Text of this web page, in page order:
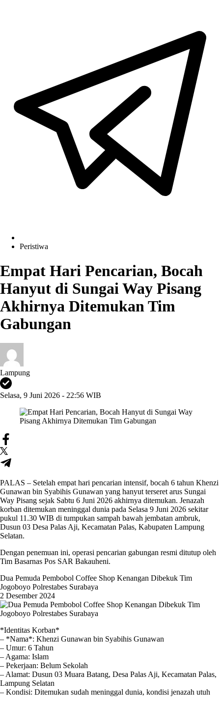
Peristiwa
Empat Hari Pencarian, Bocah
Hanyut di Sungai Way Pisang
Akhirnya Ditemukan Tim
Gabungan
Lampung
Selasa, 9 Juni 2026 - 22:56 WIB
PALAS – Setelah empat hari pencarian intensif, bocah 6 tahun Khenzi
Gunawan bin Syabihis Gunawan yang hanyut terseret arus Sungai
Way Pisang sejak Sabtu 6 Juni 2026 akhirnya ditemukan. Jenazah
korban ditemukan meninggal dunia pada Selasa 9 Juni 2026 sekitar
pukul 11.30 WIB di tumpukan sampah bawah jembatan ambruk,
Dusun 03 Desa Palas Aji, Kecamatan Palas, Kabupaten Lampung
Selatan.
Dengan penemuan ini, operasi pencarian gabungan resmi ditutup oleh
Tim Basarnas Pos SAR Bakauheni.
Dua Pemuda Pembobol Coffee Shop Kenangan Dibekuk Tim
Jogoboyo Polrestabes Surabaya
2 Desember 2024
*Identitas Korban*
– *Nama*: Khenzi Gunawan bin Syabihis Gunawan
– Umur: 6 Tahun
– Agama: Islam
– Pekerjaan: Belum Sekolah
– Alamat: Dusun 03 Muara Batang, Desa Palas Aji, Kecamatan Palas,
Lampung Selatan
– Kondisi: Ditemukan sudah meninggal dunia, kondisi jenazah utuh